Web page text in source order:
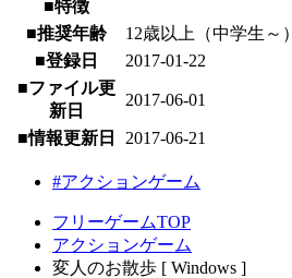
■特徴
■推奨年齢
12歳以上（中学生～）
■登録日
2017-01-22
■ファイル更
新日
2017-06-01
■情報更新日 2017-06-21
#アクションゲーム
フリーゲームTOP
アクションゲーム
変人のお散歩 [ Windows ]